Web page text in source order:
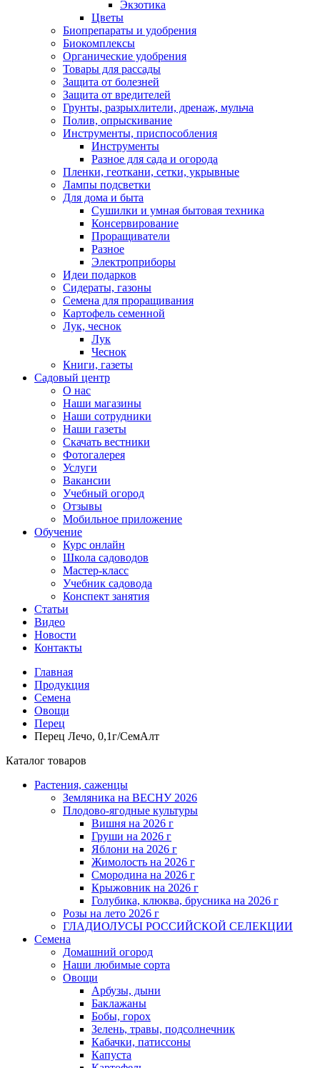
Экзотика
Цветы
Биопрепараты и удобрения
Биокомплексы
Органические удобрения
Товары для рассады
Защита от болезней
Защита от вредителей
Грунты, разрыхлители, дренаж, мульча
Полив, опрыскивание
Инструменты, приспособления
Инструменты
Разное для сада и огорода
Пленки, геоткани, сетки, укрывные
Лампы подсветки
Для дома и быта
Сушилки и умная бытовая техника
Консервирование
Проращиватели
Разное
Электроприборы
Идеи подарков
Сидераты, газоны
Семена для проращивания
Картофель семенной
Лук, чеснок
Лук
Чеснок
Книги, газеты
Садовый центр
О нас
Наши магазины
Наши сотрудники
Наши газеты
Скачать вестники
Фотогалерея
Услуги
Вакансии
Учебный огород
Отзывы
Мобильное приложение
Обучение
Курс онлайн
Школа садоводов
Мастер-класс
Учебник садовода
Конспект занятия
Статьи
Видео
Новости
Контакты
Главная
Продукция
Семена
Овощи
Перец
Перец Лечо, 0,1г/СемАлт
Каталог товаров
Растения, саженцы
Земляника на ВЕСНУ 2026
Плодово-ягодные культуры
Вишня на 2026 г
Груши на 2026 г
Яблони на 2026 г
Жимолость на 2026 г
Смородина на 2026 г
Крыжовник на 2026 г
Голубика, клюква, брусника на 2026 г
Розы на лето 2026 г
ГЛАДИОЛУСЫ РОССИЙСКОЙ СЕЛЕКЦИИ
Семена
Домашний огород
Наши любимые сорта
Овощи
Арбузы, дыни
Баклажаны
Бобы, горох
Зелень, травы, подсолнечник
Кабачки, патиссоны
Капуста